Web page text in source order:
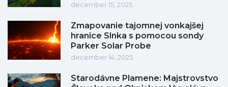
december 15, 2025
Zmapovanie tajomnej vonkajšej
hranice Slnka s pomocou sondy
Parker Solar Probe
december 14, 2025
Starodávne Plamene: Majstrovstvo